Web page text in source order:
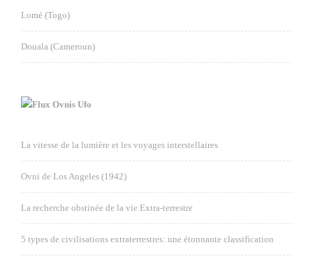
Lomé (Togo)
Douala (Cameroun)
Ovnis Ufo
La vitesse de la lumière et les voyages interstellaires
Ovni de Los Angeles (1942)
La recherche obstinée de la vie Extra-terrestre
5 types de civilisations extraterrestres: une étonnante classification